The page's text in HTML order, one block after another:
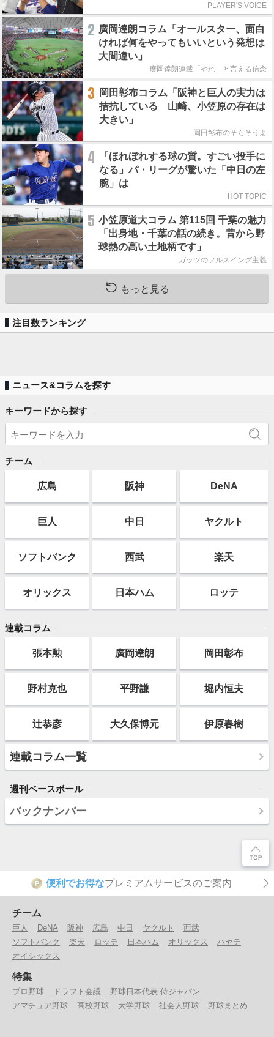
PLAYER'S VOICE
2 廣岡達朗コラム「オールスター、面白
ければ何をやってもいいという発想は
大間違い」
廣岡達朗連載「やれ」と言える信念
3
岡田彰布コラム「阪神と巨人の実力は
拮抗している 山崎、小笠原の存在は
大きい」
岡田彰布のそらそうよ
4
「ほれぼれする球の質。すごい投手に
なる」パ・リーグが驚いた「中日の左
腕」は
HOT TOPIC
5 小笠原道大コラム 第115回 千葉の魅力
「出身地・千葉の話の続き。昔から野
球熱の高い土地柄です」
ガッツのフルスイング主義
もっと見る
注目数ランキング
ニュース&コラムを探す
キーワードから探す
チーム
広島 阪神 DeNA
巨人 中日 ヤクルト
ソフトバンク 西武 楽天
オリックス 日本ハム ロッテ
連載コラム
張本勲 廣岡達朗 岡田彰布
野村克也 平野謙 堀内恒夫
辻恭彦 大久保博元 伊原春樹
連載コラム一覧
週刊ベースボール
バックナンバー
P 便利でお得なプレミアムサービスのご案内
チーム
巨人 DeNA 阪神 広島 中日 ヤクルト
西武
ソフトバンク
楽天 ロッテ 日本ハム オリックス
ハヤテ
オイシックス
特集
プロ野球 ドラフト会議
野球日本代表 侍ジャパン
アマチュア野球
高校野球 大学野球 社会人野球 野球まとめ